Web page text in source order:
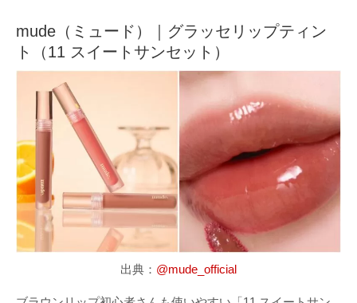
mude（ミュード）｜グラッセリップティン
ト（11 スイートサンセット）
出典： @mude_official